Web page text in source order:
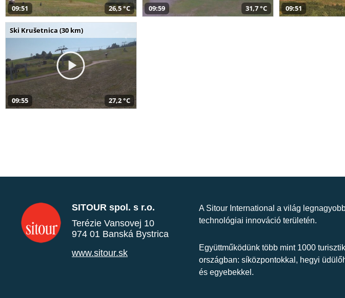
09:51 26,5 °C 09:59 31,7 °C 09:51
Ski Krušetnica (30 km)
09:55 27,2 °C
SITOUR spol. s r.o.
Terézie Vansovej 10
974 01 Banská Bystrica
www.sitour.sk
A Sitour International a világ
technológiai innováció területén.
Együttműködünk több mint 1000
országban: síközpontokkal, hegyi
és egyebekkel.